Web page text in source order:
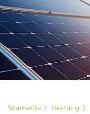
Startseite Heizung